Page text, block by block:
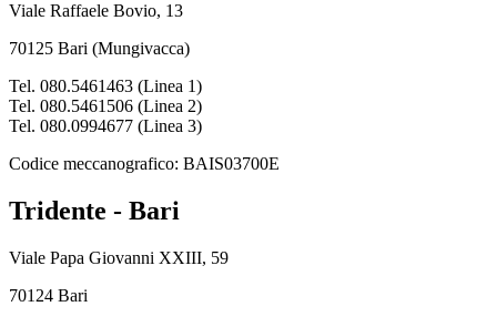
Viale Raffaele Bovio, 13
70125 Bari (Mungivacca)
Tel. 080.5461463 (Linea 1)
Tel. 080.5461506 (Linea 2)
Tel. 080.0994677 (Linea 3)
Codice meccanografico: BAIS03700E
Tridente - Bari
Viale Papa Giovanni XXIII, 59
70124 Bari